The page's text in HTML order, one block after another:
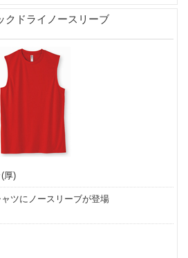
クドライノースリーブ
(厚)
ツにノースリーブが登場